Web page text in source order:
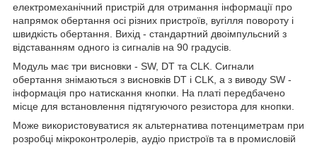
електромеханічний пристрій для отримання інформації про
напрямок обертання осі різних пристроїв, вугілля повороту і
швидкість обертання. Вихід - стандартний двоімпульсний з
відставанням одного із сигналів на 90 градусів.
Модуль має три висновки - SW, DT та CLK. Сигнали
обертання знімаються з висновків DT і CLK, а з виводу SW -
інформація про натискання кнопки. На платі передбачено
місце для встановлення підтягуючого резистора для кнопки.
Може використовуватися як альтернатива потенциметрам при
розробці мікроконтролерів, аудіо пристроїв та в промисловій